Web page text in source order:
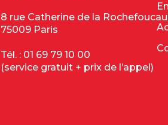
8 rue Catherine de la
75009 Paris
Tél. : 01 69 79 10 00
(service gratuit + prix de l’appel)